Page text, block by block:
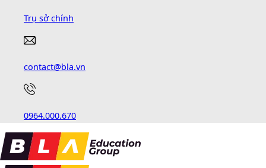
Trụ sở chính
contact@bla.vn
0964.000.670